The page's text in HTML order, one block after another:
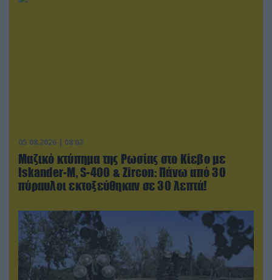
05.08.2026 | 08:02
Μαζικό κτύπημα της Ρωσίας στο Κίεβο με
Iskander-Μ, S-400 & Zircon: Πάνω από 30
πύραυλοι εκτοξεύθηκαν σε 30 λεπτά!